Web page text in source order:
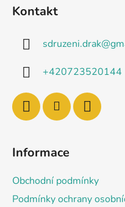
Kontakt
sdruzeni.drak@
+420723520144
Informace
Obchodní podmínky
Podmínky ochrany